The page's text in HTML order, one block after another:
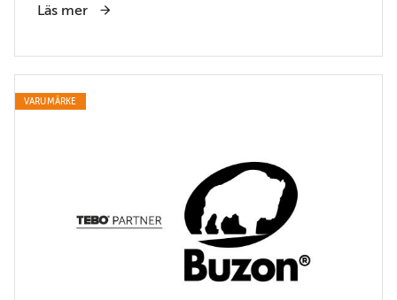
Läs mer
VARUMÄRKE